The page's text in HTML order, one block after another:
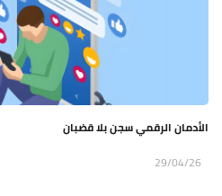
الأدمان الرقمي سجن بلا قضبان
29/04/26